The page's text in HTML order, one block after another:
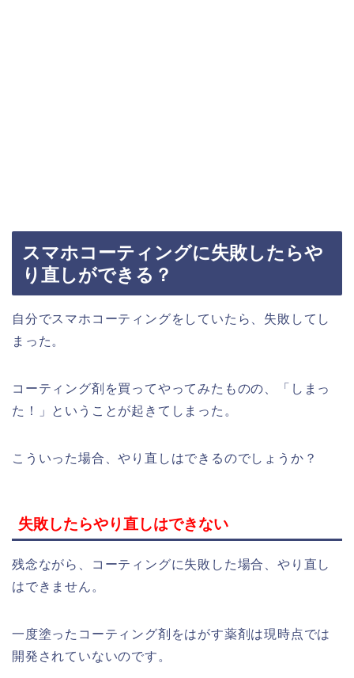
スマホコーティングに失敗したらや
り直しができる？
自分でスマホコーティングをしていたら、失敗してし
まった。
コーティング剤を買ってやってみたものの、「しまっ
た！」ということが起きてしまった。
こういった場合、やり直しはできるのでしょうか？
失敗したらやり直しはできない
残念ながら、コーティングに失敗した場合、やり直し
はできません。
一度塗ったコーティング剤をはがす薬剤は現時点では
開発されていないのです。